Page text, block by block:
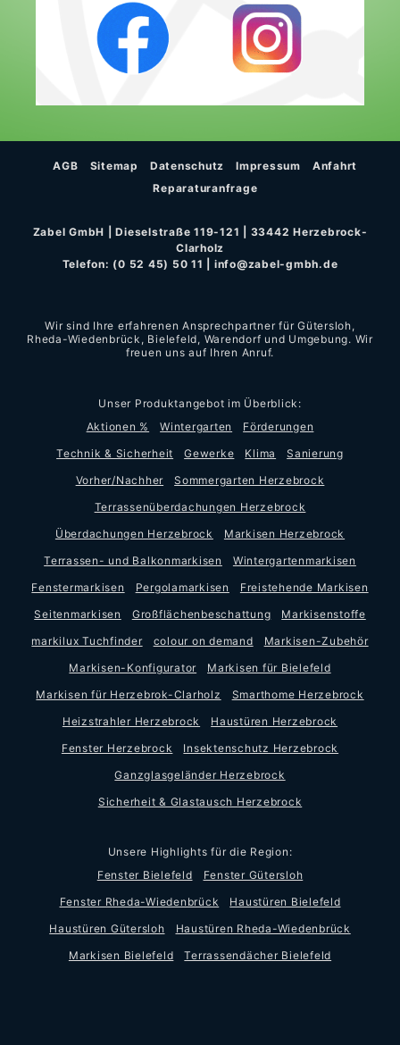
AGB Sitemap Datenschutz Impressum
Anfahrt
Reparaturanfrage
Zabel GmbH | Dieselstraße 119-121 | 33442 Herzebrock-
Clarholz
Telefon: (0 52 45) 50 11 info@zabel-gmbh.de
Wir sind Ihre erfahrenen Ansprechpartner für Gütersloh,
Rheda-Wiedenbrück, Bielefeld, Warendorf und Umgebung. Wir
freuen uns auf Ihren Anruf.
Unser Produktangebot im Überblick:
Aktionen %
Wintergarten
Förderungen
Technik & Sicherheit
Gewerke Klima
Sanierung
Vorher/Nachher
Sommergarten Herzebrock
Terrassenüberdachungen Herzebrock
Überdachungen Herzebrock
Markisen Herzebrock
Terrassen- und Balkonmarkisen
Wintergartenmarkisen
Fenstermarkisen
Pergolamarkisen
Freistehende Markisen
Seitenmarkisen
Großflächenbeschattung
Markisenstoffe
markilux Tuchfinder
colour on demand
Markisen-Zubehör
Markisen-Konfigurator
Markisen für Bielefeld
Markisen für Herzebrok-Clarholz
Smarthome Herzebrock
Heizstrahler Herzebrock
Haustüren Herzebrock
Fenster Herzebrock
Insektenschutz Herzebrock
Ganzglasgeländer Herzebrock
Sicherheit & Glastausch Herzebrock
Unsere Highlights für die Region:
Fenster Bielefeld
Fenster Gütersloh
Fenster Rheda-Wiedenbrück
Haustüren Bielefeld
Haustüren Gütersloh
Haustüren Rheda-Wiedenbrück
Markisen Bielefeld
Terrassendächer Bielefeld